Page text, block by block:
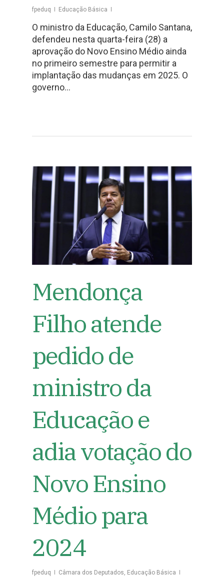
fpeduq Educação Básica
O ministro da Educação, Camilo Santana,
defendeu nesta quarta-feira (28) a
aprovação do Novo Ensino Médio ainda
no primeiro semestre para permitir a
implantação das mudanças em 2025. O
governo…
Mendonça
Filho atende
pedido de
ministro da
Educação e
adia votação do
Novo Ensino
Médio para
2024
fpeduq Câmara dos Deputados, Educação Básica